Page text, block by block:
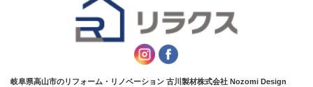
岐阜県高山市のリフォーム・リノベーション 古川製材株式会社 Nozomi Design